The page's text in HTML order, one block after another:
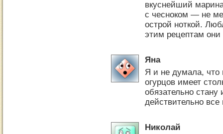
вкуснейший
с чесноком — не
острой ноткой.
этим рецептам
Яна
Я и не думала, что
огурцов имеет
обязательно стану
действительно все
Николай